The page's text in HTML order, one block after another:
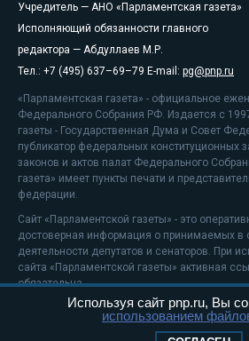
Учредитель — АНО «Парламентская газета»
Исполняющий обязанности главного
редактора — Абдуллаев М.Р.
Тел.: +7 (495) 637–69–79 E-mail: pg@pnp.ru
«Парламентская газета» - официальное
Федерального Собрания РФ. Издается с
газеты - Государственная Дума и Совет
публикатор федеральных конституционных
законов и актов палат Федерального
газета» имеет пункты печати и
федерации.
Сайт «Парламентской газеты» - это
достоверная информация о принимаемых в
деятельности депутатов и сенаторов. При
сайта «Парламентской газеты» активная
обязательна.
На информационном ресурсе применяются
Используя сайт pnp.ru, Вы
использованием